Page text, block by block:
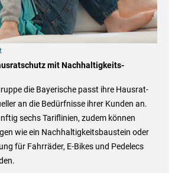
mit Nachhaltigkeits-
die Bayerische passt ihre Hausrat-
an die Bedürfnisse ihrer Kunden an.
sechs Tariflinien, zudem können
wie ein Nachhaltigkeitsbaustein oder
für Fahrräder, E-Bikes und Pedelecs